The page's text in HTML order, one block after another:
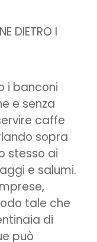
DIETRO I
i banconi
e senza
caffe
sopra
stesso ai
e salumi.
tale che
di
può